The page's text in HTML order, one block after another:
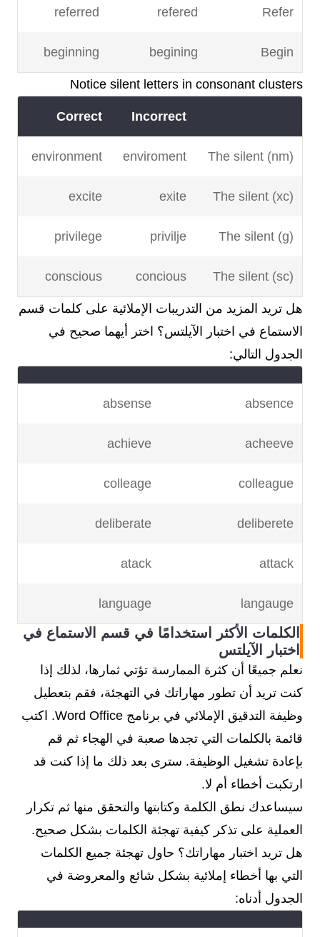
Refer
refered
referred
Begin
begining
beginning
Notice silent letters in consonant clusters
Incorrect
Correct
The silent (nm)
enviroment
environment
The silent (xc)
exite
excite
The silent (g)
privilje
privilege
The silent (sc)
concious
conscious
هل تريد المزيد من التدريبات الإملائية على كلمات قسم
الاستماع في اختبار الآيلتس؟ اختر أيهما صحيح في
الجدول التالي:
absence
absense
acheeve
achieve
colleague
colleage
deliberete
deliberate
attack
atack
langauge
language
الكلمات الأكثر استخدامًا في قسم الاستماع في
اختبار الآيلتس
نعلم جميعًا أن كثرة الممارسة تؤتي ثمارها، لذلك إذا
كنت تريد أن تطور مهاراتك في التهجئة، فقم بتعطيل
وظيفة التدقيق الإملائي في برنامج Word Office. اكتب
قائمة بالكلمات التي تجدها صعبة في الهجاء ثم قم
بإعادة تشغيل الوظيفة. سترى بعد ذلك ما إذا كنت قد
ارتكبت أخطاء أم لا.
سيساعدك نطق الكلمة وكتابتها والتحقق منها ثم تكرار
العملية على تذكر كيفية تهجئة الكلمات بشكل صحيح.
هل تريد اختبار مهاراتك؟ حاول تهجئة جميع الكلمات
التي بها أخطاء إملائية بشكل شائع والمعروضة في
الجدول أدناه: